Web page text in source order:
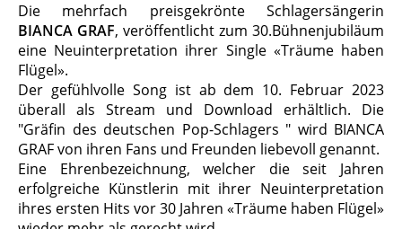
Die mehrfach preisgekrönte Schlagersängerin
BIANCA GRAF, veröffentlicht zum 30.Bühnenjubiläum
eine Neuinterpretation ihrer Single «Träume haben
Flügel».
Der gefühlvolle Song ist ab dem 10. Februar 2023
überall als Stream und Download erhältlich. Die
"Gräfin des deutschen Pop-Schlagers " wird BIANCA
GRAF von ihren Fans und Freunden liebevoll genannt.
Eine Ehrenbezeichnung, welcher die seit Jahren
erfolgreiche Künstlerin mit ihrer Neuinterpretation
ihres ersten Hits vor 30 Jahren «Träume haben Flügel»